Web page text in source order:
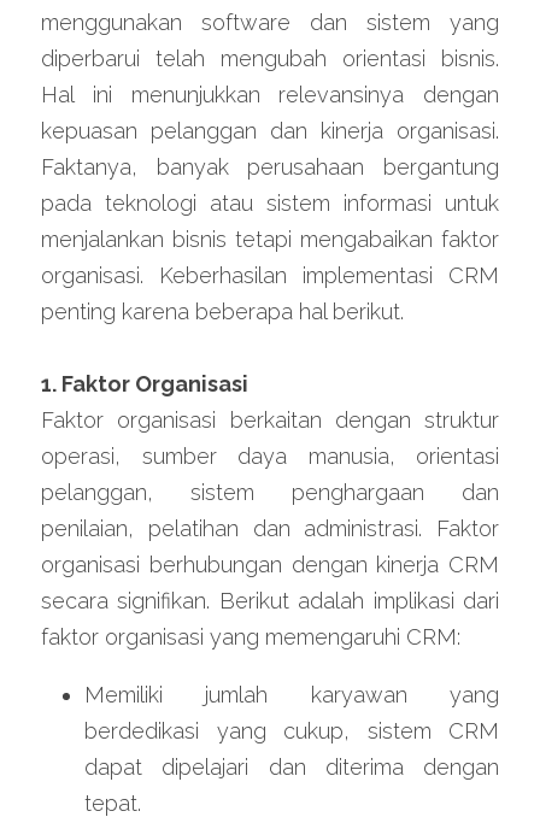
menggunakan software dan sistem yang
diperbarui telah mengubah orientasi bisnis.
Hal ini menunjukkan relevansinya dengan
kepuasan pelanggan dan kinerja organisasi.
Faktanya, banyak perusahaan bergantung
pada teknologi atau sistem informasi untuk
menjalankan bisnis tetapi mengabaikan faktor
organisasi. Keberhasilan implementasi CRM
penting karena beberapa hal berikut.
1. Faktor Organisasi
Faktor organisasi berkaitan dengan struktur
operasi, sumber daya manusia, orientasi
pelanggan, sistem penghargaan dan
penilaian, pelatihan dan administrasi. Faktor
organisasi berhubungan dengan kinerja CRM
secara signifikan. Berikut adalah implikasi dari
faktor organisasi yang memengaruhi CRM:
Memiliki jumlah karyawan yang
berdedikasi yang cukup, sistem CRM
dapat dipelajari dan diterima dengan
tepat.